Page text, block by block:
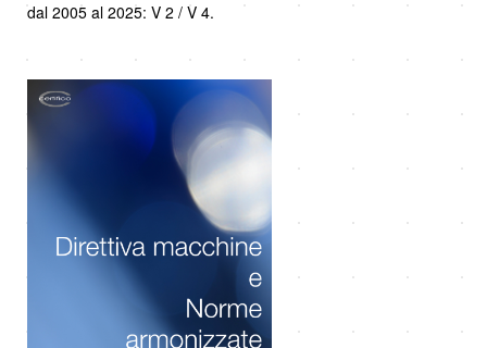
dal 2005 al 2025: V 2 / V 4.